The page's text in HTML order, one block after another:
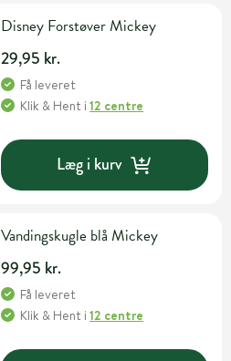
Disney Forstøver Mickey
29,95 kr.
Få leveret
Klik & Hent i12 centre
Læg i kurv
Vandingskugle blå Mickey
99,95 kr.
Få leveret
Klik & Hent i12 centre